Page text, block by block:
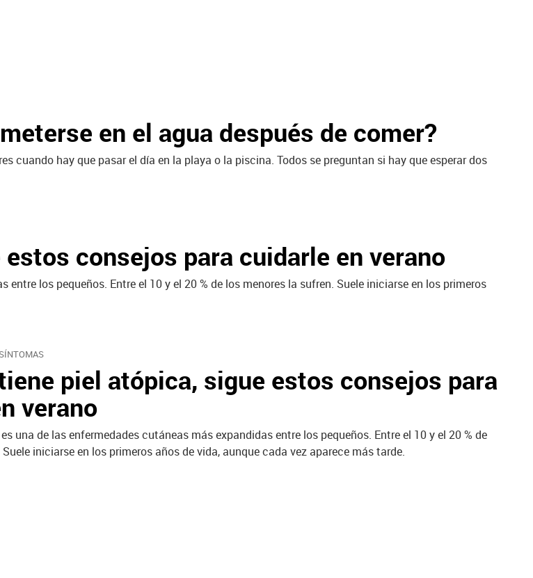
en el agua después de comer?
cuando hay que pasar el día en la playa o la piscina. Todos se preguntan si hay que esperar dos
consejos para cuidarle en verano
los pequeños. Entre el 10 y el 20 % de los menores la sufren. Suele iniciarse en los primeros
piel atópica, sigue estos consejos para
verano
una de las enfermedades cutáneas más expandidas entre los pequeños. Entre el 10 y el 20 % de
iniciarse en los primeros años de vida, aunque cada vez aparece más tarde.